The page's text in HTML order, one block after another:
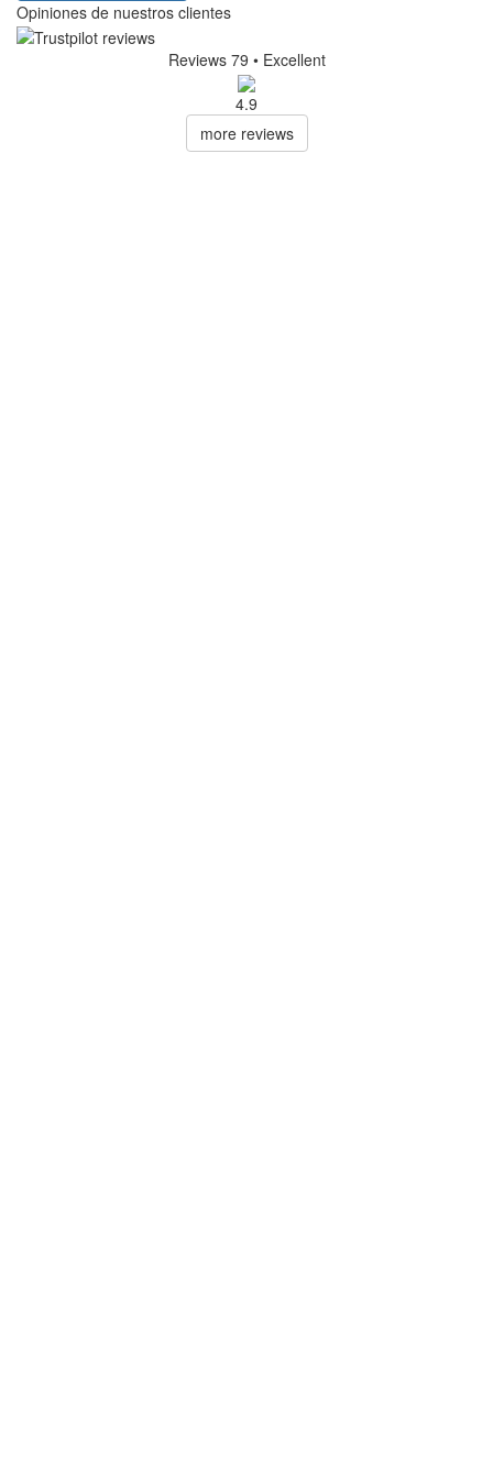
Opiniones de nuestros clientes
Reviews 79 • Excellent
4.9
more reviews